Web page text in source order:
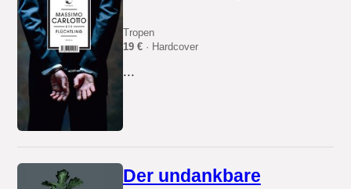
Tropen
19 €· Hardcover
...
Der undankbare